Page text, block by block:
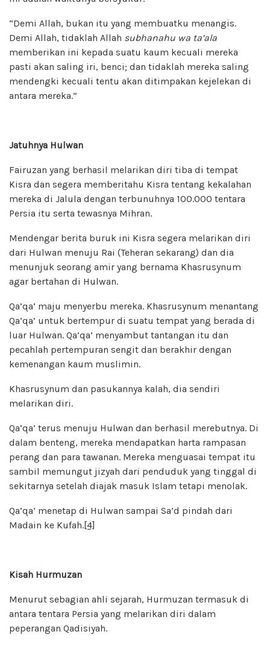
“Demi Allah, bukan itu yang membuatku menangis.
Demi Allah, tidaklah Allah subhanahu wa ta’ala
memberikan ini kepada suatu kaum kecuali mereka
pasti akan saling iri, benci; dan tidaklah mereka saling
mendengki kecuali tentu akan ditimpakan kejelekan di
antara mereka.”
Jatuhnya Hulwan
Fairuzan yang berhasil melarikan diri tiba di tempat
Kisra dan segera memberitahu Kisra tentang kekalahan
mereka di Jalula dengan terbunuhnya 100.000 tentara
Persia itu serta tewasnya Mihran.
Mendengar berita buruk ini Kisra segera melarikan diri
dari Hulwan menuju Rai (Teheran sekarang) dan dia
menunjuk seorang amir yang bernama Khasrusynum
agar bertahan di Hulwan.
Qa’qa’ maju menyerbu mereka. Khasrusynum menantang
Qa’qa’ untuk bertempur di suatu tempat yang berada di
luar Hulwan. Qa’qa’ menyambut tantangan itu dan
pecahlah pertempuran sengit dan berakhir dengan
kemenangan kaum muslimin.
Khasrusynum dan pasukannya kalah, dia sendiri
melarikan diri.
Qa’qa’ terus menuju Hulwan dan berhasil merebutnya. Di
dalam benteng, mereka mendapatkan harta rampasan
perang dan para tawanan. Mereka menguasai tempat itu
sambil memungut jizyah dari penduduk yang tinggal di
sekitarnya setelah diajak masuk Islam tetapi menolak.
Qa’qa’ menetap di Hulwan sampai Sa’d pindah dari
Madain ke Kufah.[4]
Kisah Hurmuzan
Menurut sebagian ahli sejarah, Hurmuzan termasuk di
antara tentara Persia yang melarikan diri dalam
peperangan Qadisiyah.